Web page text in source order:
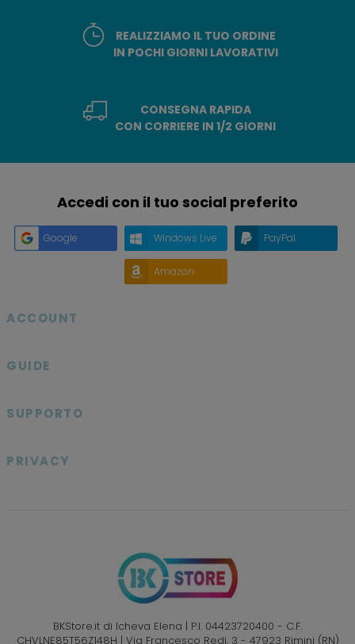
REALIZZIAMO IL TUO ORDINE
IN POCHI GIORNI LAVORATIVI
CONSEGNA RAPIDA
CON CORRIERE IN 1/2 GIORNI
Accedi con il tuo social preferito
Google Windows Live PayPal
Amazon
ACCOUNT
GUIDE
SUPPORTO
PRIVACY
BKStore.it di Icheva Elena | P.I. 04423720400 - C.F.
CHVLNE85T56Z148H | Via Francesco Redi, 3 - 47923 Rimini (RN)